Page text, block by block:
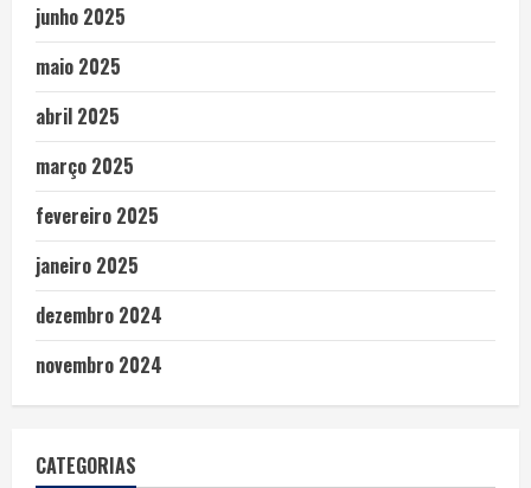
junho 2025
maio 2025
abril 2025
março 2025
fevereiro 2025
janeiro 2025
dezembro 2024
novembro 2024
CATEGORIAS